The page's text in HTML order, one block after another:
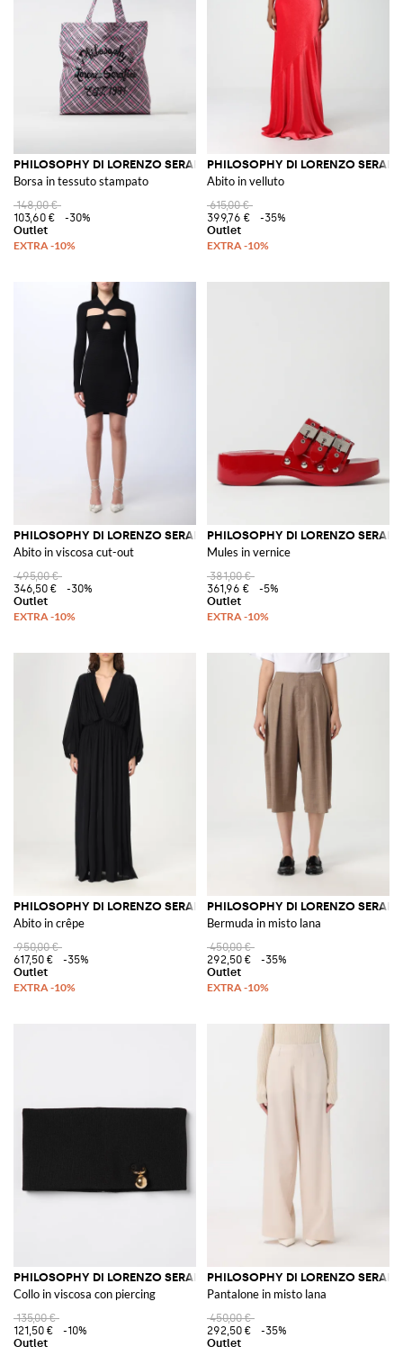
convenienza, senza compromessi sulla qualità o sullo stile.
GIGLIO.COM è orgoglioso di presentare una curata selezione di articoli di
Philosophy di Lorenzo Serafini, invitando tutti gli appassionati di moda a
scoprire la collezione e a fare del nostro store online la loro destinazione
privilegiata per acquisti all'insegna dell'eleganza e dell'originalità.
Vedi tuttoPHILOSOPHY DI LORENZO SERAFINI
PHILOSOPHY DI LORENZO SERAFINI
Borsa in tessuto stampato
148,00 €
103,60 €
-30%
PHILOSOPHY DI LORENZO
Abito in velluto
615,00 €
399,76 €
-35%
PHILOSOPHY DI LORENZO SERAFINI
Abito in viscosa cut-out
495,00 €
346,50 €
-30%
PHILOSOPHY DI LORENZO
Mules in vernice
381,00 €
361,96 €
-5%
PHILOSOPHY DI LORENZO SERAFINI
Abito in crêpe
950,00 €
617,50 €
-35%
PHILOSOPHY DI LORENZO
Bermuda in misto lana
450,00 €
292,50 €
-35%
PHILOSOPHY DI LORENZO SERAFINI
Collo in viscosa con piercing
135,00 €
121,50 €
-10%
PHILOSOPHY DI LORENZO
Pantalone in misto lana
450,00 €
292,50 €
-35%